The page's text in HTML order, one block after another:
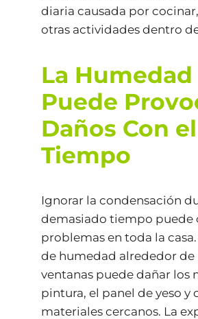
diaria causada por
otras actividades dentro
La Humedad
Puede
Daños Con el
Tiempo
Ignorar la condensación
demasiado tiempo puede
problemas en toda la casa.
de humedad alrededor de
ventanas puede dañar los
pintura, el panel de yeso y
materiales cercanos. La